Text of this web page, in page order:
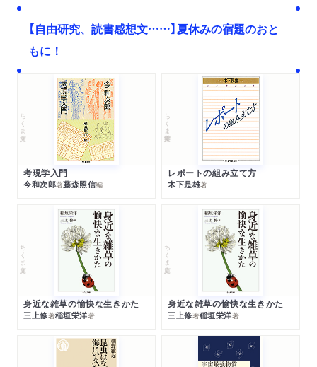
【自由研究、読書感想文……】夏休みの宿題のおと
もに！
ちくま文庫
考現学入門
今和次郎著藤森照信編
ちくま学芸文庫
レポートの組み立て方
木下是雄著
ちくま文庫
身近な雑草の愉快な生きかた
三上修著稲垣栄洋著
ちくま文庫
身近な雑草の愉快な生きかた
三上修著稲垣栄洋著